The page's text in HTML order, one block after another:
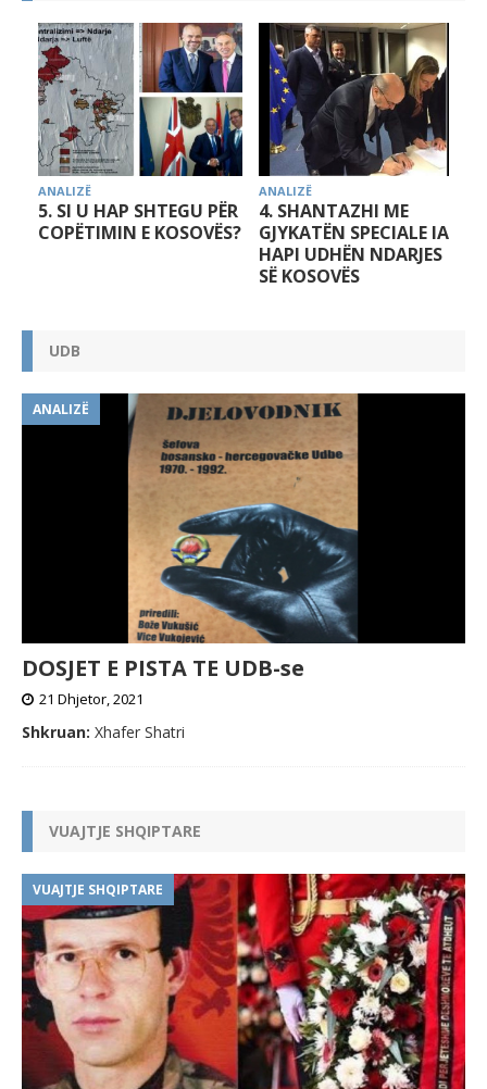
ANALIZË
5. SI U HAP SHTEGU PËR
COPËTIMIN E KOSOVËS?
ANALIZË
4. SHANTAZHI ME
GJYKATËN SPECIALE IA
HAPI UDHËN NDARJES
SË KOSOVËS
UDB
ANALIZË
DOSJET E PISTA TE UDB-se
21 Dhjetor, 2021
Shkruan: Xhafer Shatri
VUAJTJE SHQIPTARE
VUAJTJE SHQIPTARE